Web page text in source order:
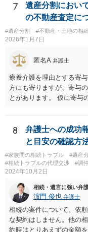
7
遺産分割におい
の不動産査定に
#遺産分割 #不動産・土地の相
2026年1月7日
匿名A 弁護士
療養介護を理由とする寄
方にも寄りますが、寄与
とがあります。 仮に寄与
価）は不要ということも
なければならないでしょ
は必要でしょう。
8
弁護士への成功
と目安の確認方
#家族間の相続トラブル #遺産
#相続トラブルの代理交渉
#調
2024年10月2日
相続・遺言に強い弁
濵門 俊也 弁護士
相続の案件について、依
な契約はしません。他の
約時はとりあえずの金額